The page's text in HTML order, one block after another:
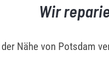
Wir
Nähe von Potsdam